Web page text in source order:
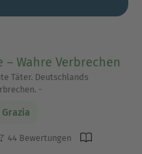
– Wahre Verbrechen
Täter. Deutschlands
-
44 Bewertungen